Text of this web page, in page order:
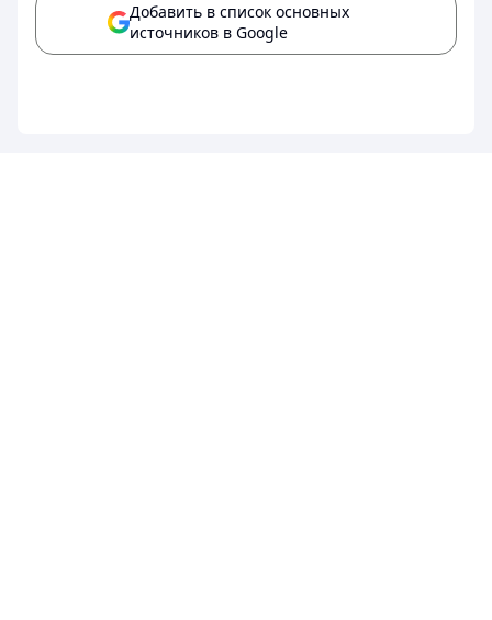
Добавить в список основных
источников в Google